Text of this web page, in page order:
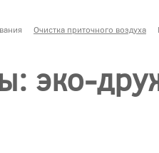
Очистка приточного воздуха
эко-